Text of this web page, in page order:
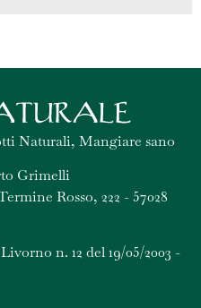
Naturali, Mangiare sano
Grimelli
Rosso, 222 - 57028
n. 12 del 19/05/2003 -